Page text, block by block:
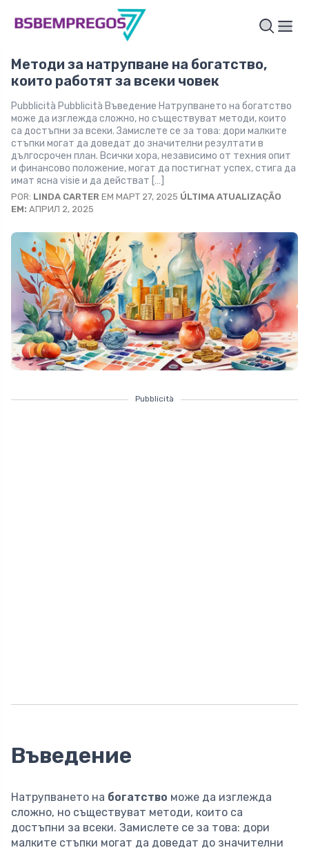
Методи за натрупване на богатство,
които работят за всеки човек
Pubblicità Pubblicità Въведение Натрупването на богатство
може да изглежда сложно, но съществуват методи, които
са достъпни за всеки. Замислете се за това: дори малките
стъпки могат да доведат до значителни резултати в
дългосрочен план. Всички хора, независимо от техния опит
и финансово положение, могат да постигнат успех, стига да
имат ясна visie и да действат […]
POR: LINDA CARTER EM МАРТ 27, 2025 ÚLTIMA ATUALIZAÇÃO
EM: АПРИЛ 2, 2025
Pubblicità
Въведение
Натрупването на богатство може да изглежда
сложно, но съществуват методи, които са
достъпни за всеки. Замислете се за това: дори
малките стъпки могат да доведат до значителни